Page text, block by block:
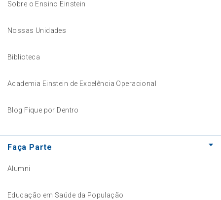
Sobre o Ensino Einstein
Nossas Unidades
Biblioteca
Academia Einstein de Excelência Operacional
Blog Fique por Dentro
Faça Parte
Alumni
Educação em Saúde da População